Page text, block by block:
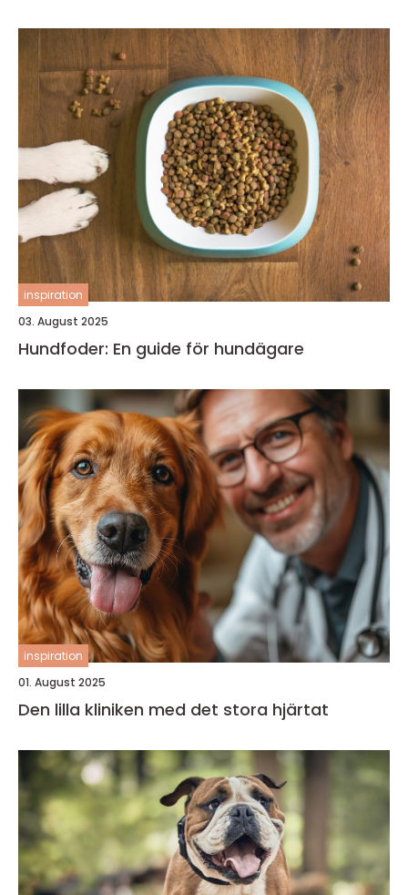
inspiration
03. August 2025
Hundfoder: En guide för hundägare
inspiration
01. August 2025
Den lilla kliniken med det stora hjärtat